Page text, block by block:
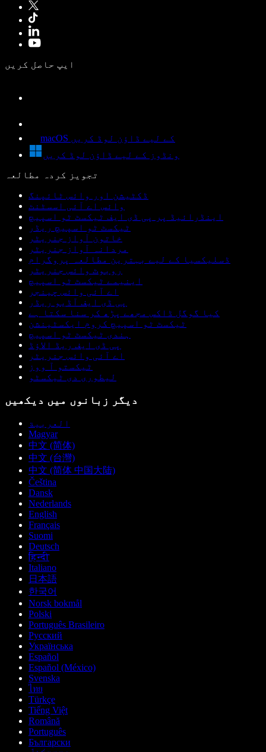
ایپ حاصل کریں
macOS کے لیے ڈاؤن لوڈ کریں
ونڈوز کے لیے ڈاؤن لوڈ کریں
تجویز کردہ مطالعہ
ڈکٹیشن اور وائس ٹائپنگ
وائس اے آئی اسسٹنٹ
اینڈرائیڈ پر پی ڈی ایف ٹیکسٹ ٹو اسپیچ
ٹیکسٹ ٹو اسپیچ ریڈر
خاتون آواز جنریٹر
مردانہ آواز جنریٹر
ڈسلیکسیا کے لیے بہترین مطالعہ پروگرام
روبوٹ وائس جنریٹر
اینیمے ٹیکسٹ ٹو اسپیچ
اے آئی وائس چینجر
پی ڈی ایف آڈیو ریڈر
کیا گوگل ڈاکس مجھے پڑھ کر سنا سکتا ہے
ٹیکسٹ ٹو اسپیچ کروم ایکسٹینشن
ہندی ٹیکسٹ ٹو اسپیچ
پی ڈی ایف ریڈ الاؤڈ
اے آئی وائس جنریٹر
ٹیکستو آ ووز
لیطوری دی ٹیکسٹو
دیگر زبانوں میں دیکھیں
العربية
Magyar
中文 (简体)
中文 (台灣)
中文 (简体 中国大陆)
Čeština
Dansk
Nederlands
English
Français
Suomi
Deutsch
हिन्दी
Italiano
日本語
한국어
Norsk bokmål
Polski
Português Brasileiro
Русский
Українська
Español
Español (México)
Svenska
ไทย
Türkçe
Tiếng Việt
Română
Português
Български